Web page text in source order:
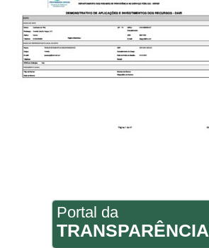
Portal da
TRANSPARÊNCIA